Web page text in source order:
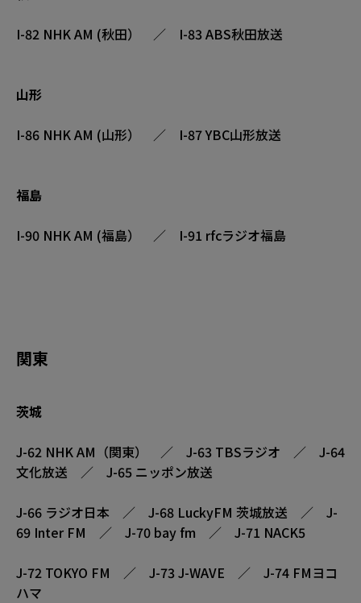
I-82 NHK AM (秋田） ／ I-83 ABS秋田放送
山形
I-86 NHK AM (山形） ／ I-87 YBC山形放送
福島
I-90 NHK AM (福島） ／ I-91 rfcラジオ福島
関東
茨城
J-62 NHK AM（関東） ／ J-63 TBSラジオ ／ J-64
文化放送 ／ J-65 ニッポン放送
J-66 ラジオ日本 ／ J-68 LuckyFM 茨城放送 ／ J-
69 Inter FM ／ J-70 bay fm ／ J-71 NACK5
J-72 TOKYO FM ／ J-73 J-WAVE ／ J-74 FMヨコ
ハマ